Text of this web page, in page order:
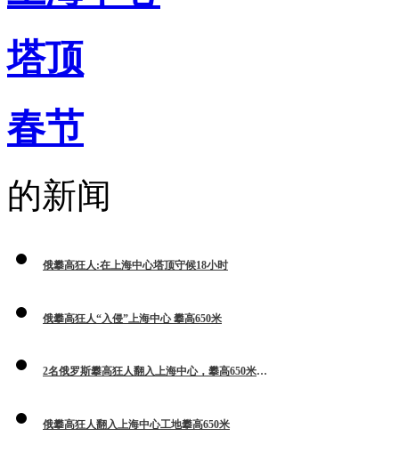
塔顶
春节
的新闻
俄攀高狂人:在上海中心塔顶守候18小时
俄攀高狂人“入侵”上海中心 攀高650米
2名俄罗斯攀高狂人翻入上海中心，攀高650米，咋看？
俄攀高狂人翻入上海中心工地攀高650米